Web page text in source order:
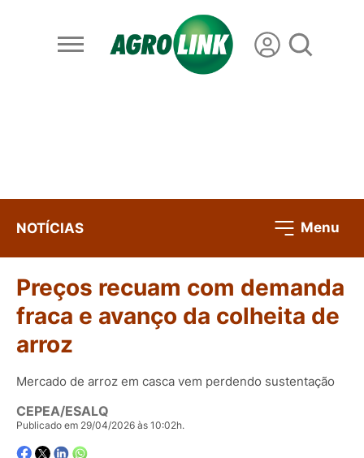
NOTÍCIAS Menu
Preços recuam com demanda
fraca e avanço da colheita de
arroz
Mercado de arroz em casca vem perdendo sustentação
CEPEA/ESALQ
Publicado em 29/04/2026 às 10:02h.